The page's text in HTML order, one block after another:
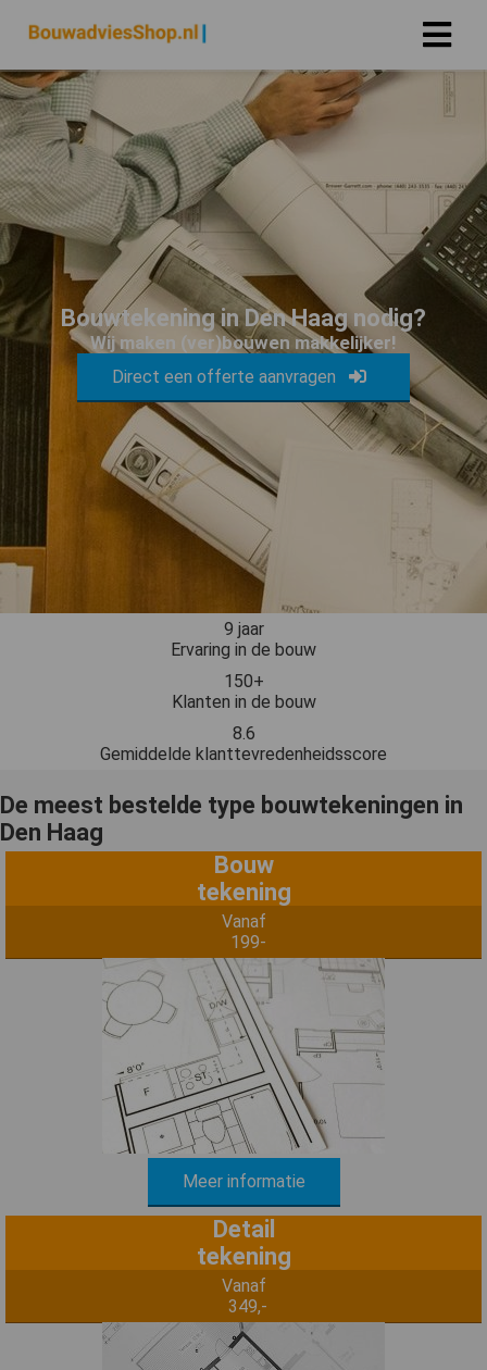
Bouwtekening in Den Haag nodig?
Wij maken (ver)bouwen makkelijker!
Direct een offerte aanvragen
9 jaar
Ervaring in de bouw
150+
Klanten in de bouw
8.6
Gemiddelde klanttevredenheidsscore
De meest bestelde type bouwtekeningen in
Den Haag
Bouw
tekening
Vanaf
199-
Meer informatie
Detail
tekening
Vanaf
349,-